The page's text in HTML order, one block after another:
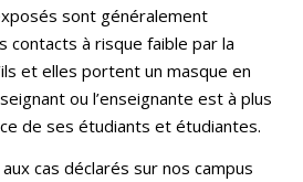
sont généralement
contacts à risque faible par la
et elles portent un masque en
ou l’enseignante est à plus
de ses étudiants et étudiantes.
cas déclarés sur nos campus